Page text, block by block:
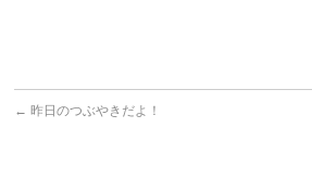
← 昨日のつぶやきだよ！